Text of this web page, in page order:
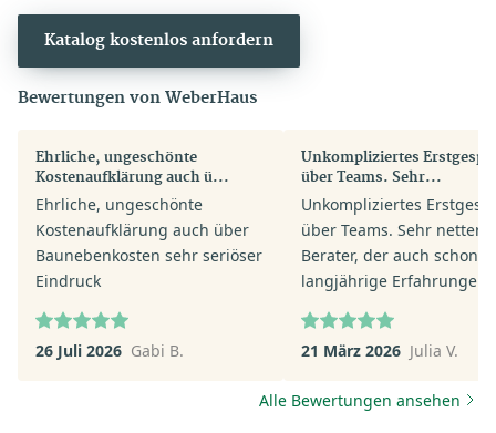
Katalog kostenlos anfordern
Bewertungen von WeberHaus
Ehrliche, ungeschönte
Kostenaufklärung auch ü...
Ehrliche, ungeschönte
Kostenaufklärung auch über
Baunebenkosten sehr seriöser
Eindruck
26 Juli 2026 Gabi B.
Unkompliziertes
über Teams. Sehr...
Unkompliziertes
über Teams. Sehr netter
Berater, der auch schon
langjährige Erfahrungen
dem Unternehmen hat.
21 März 2026 Julia V.
Alle Bewertungen ansehen